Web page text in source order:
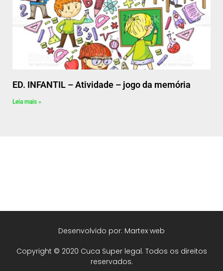
ED. INFANTIL – Atividade – jogo da memória
Leia mais »
Copyright © 2020 Cuca Super legal. Todos os direitos
reservados.
Desenvolvido por: Martex web